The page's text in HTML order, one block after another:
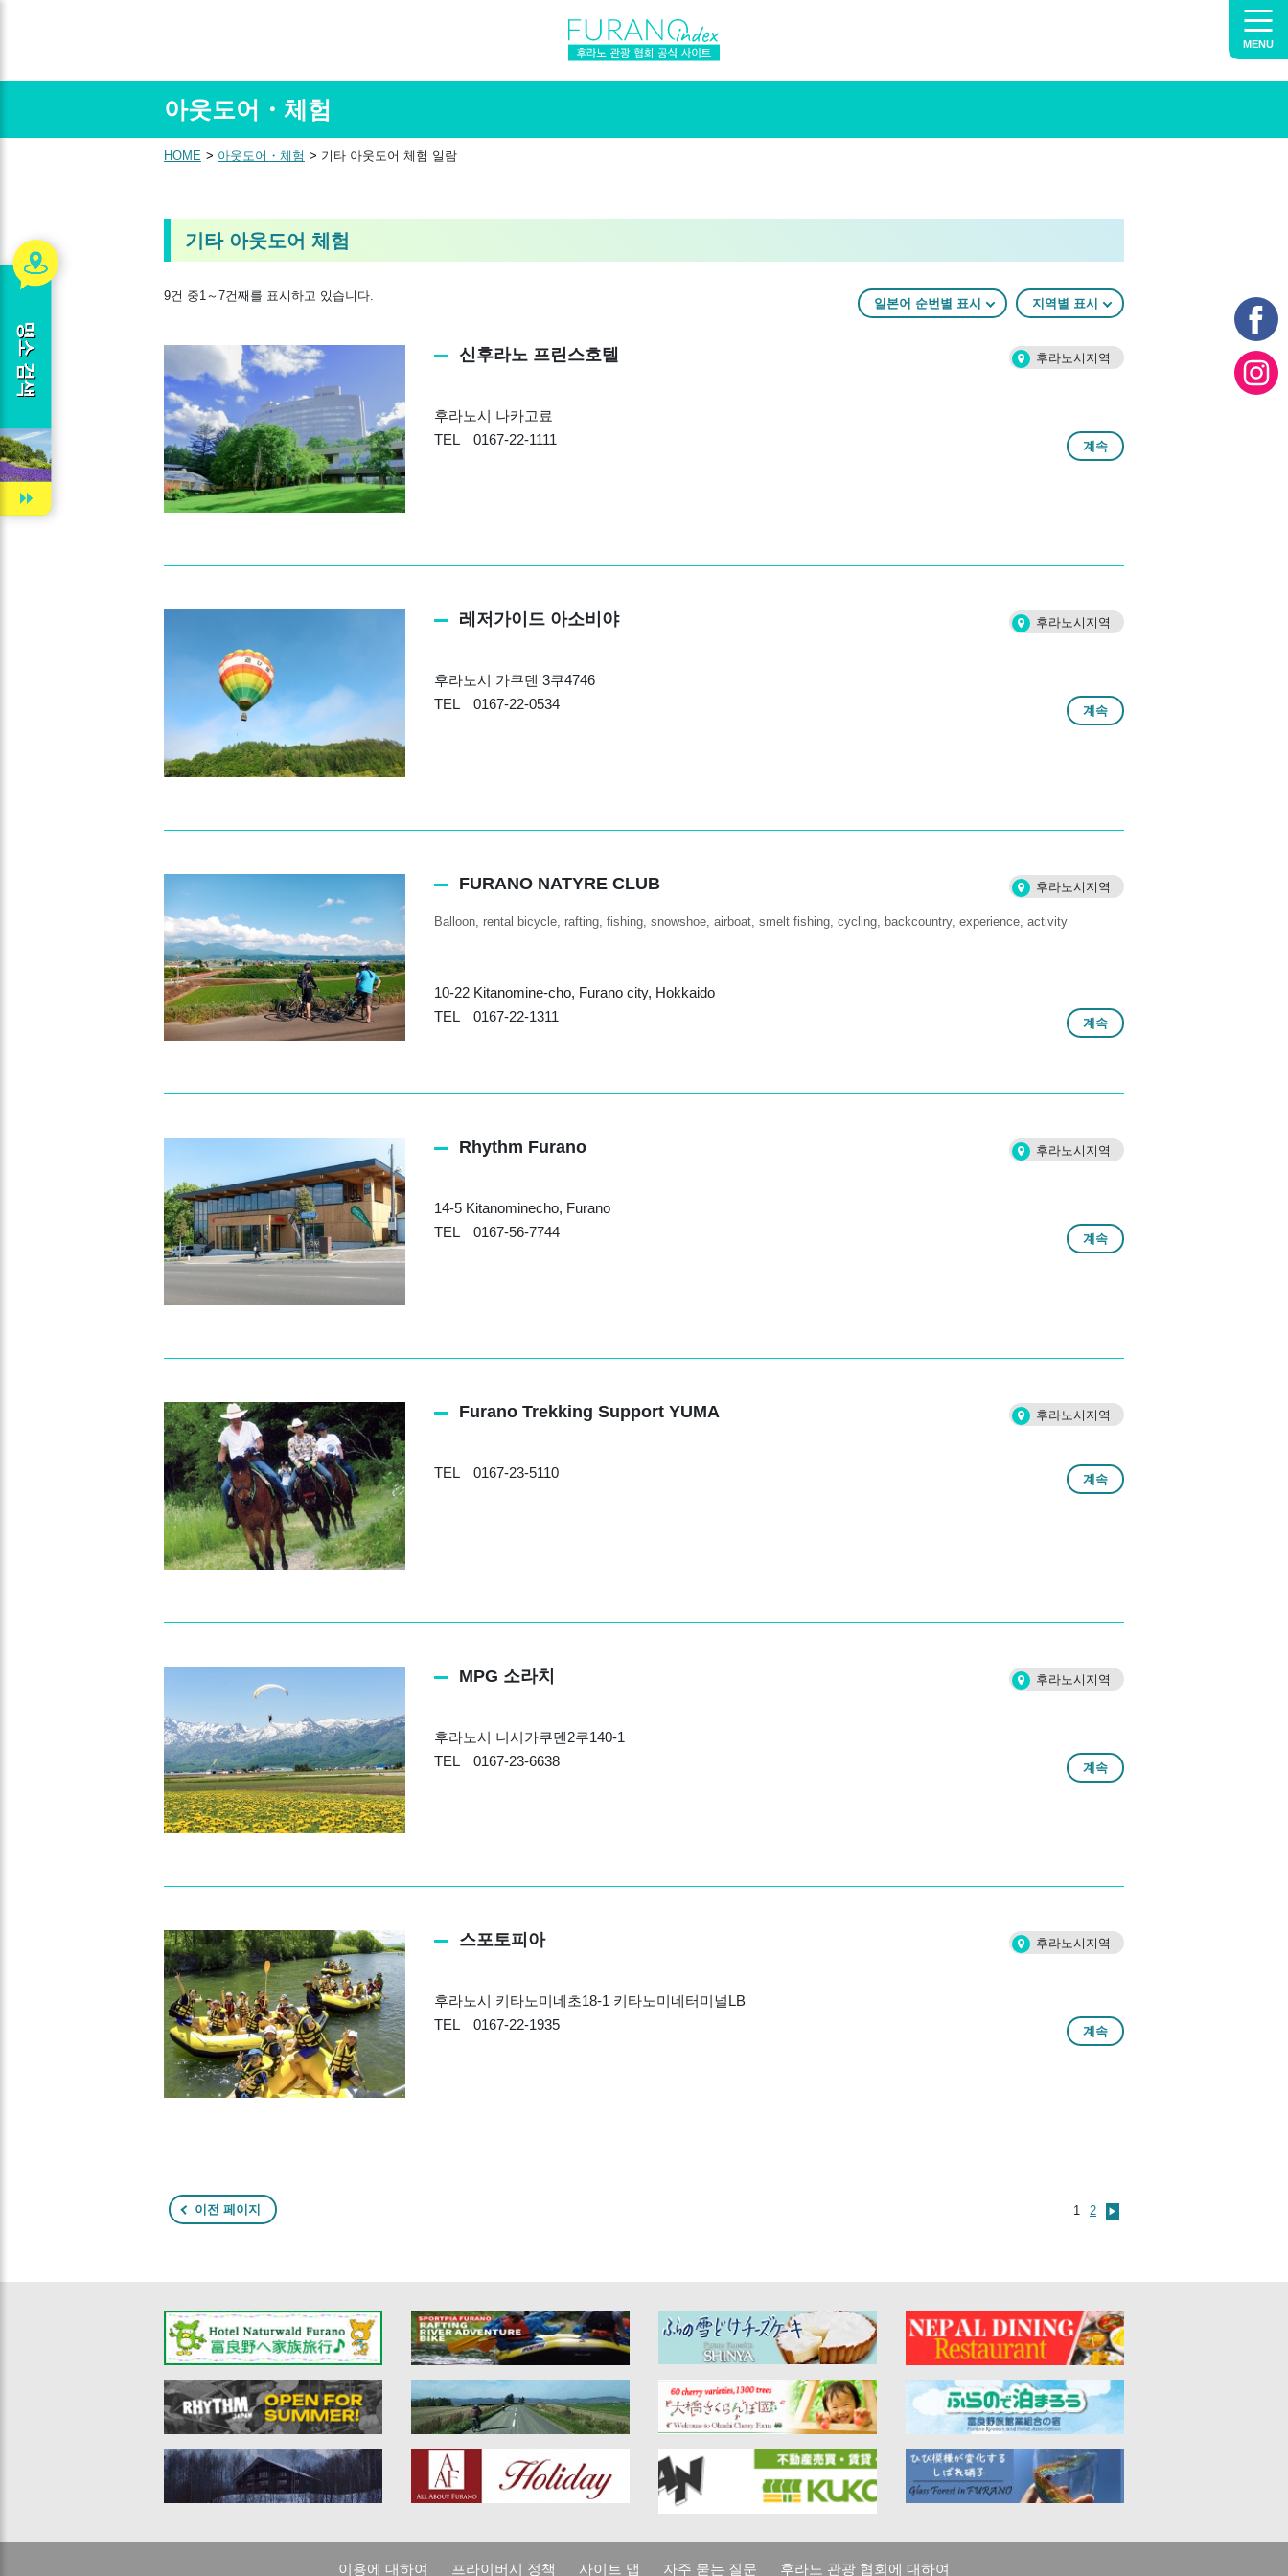
MENU
아웃도어・체험
HOME 아웃도어・체험 기타 아웃도어 체험 일람
기타 아웃도어 체험
9건 중1～7건째를 표시하고 있습니다.
일본어 순번별 표시 지역별 표시
신후라노 프린스호텔 후라노시지역
후라노시 나카고료
TEL 0167-22-1111
계속
레저가이드 아소비야 후라노시지역
후라노시 가쿠덴 3쿠4746
TEL 0167-22-0534
계속
FURANO NATYRE CLUB 후라노시지역
Balloon rental bicycle rafting fishing snowshoe airboat smelt fishing cycling backcountry experience activity
10-22 Kitanomine-cho, Furano city, Hokkaido
TEL 0167-22-1311
계속
Rhythm Furano 후라노시지역
14-5 Kitanominecho, Furano
TEL 0167-56-7744
계속
Furano Trekking Support YUMA 후라노시지역
TEL 0167-23-5110 계속
MPG 소라치 후라노시지역
후라노시 니시가쿠덴2쿠140-1
TEL 0167-23-6638
계속
스포토피아 후라노시지역
후라노시 키타노미네초18-1 키타노미네터미널LB
TEL 0167-22-1935
계속
이전 페이지 1 2 ▶
이용에 대하여 프라이버시 정책 사이트 맵 자주 묻는 질문 후라노 관광 협회에 대하여